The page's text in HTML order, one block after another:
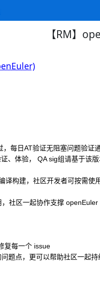
【RM】
，每日AT验证无阻塞问题验证
、体验， QA sig组请基于该
译构建，社区开发者可按需使
社区一起协作支撑 openEuler
复每一个 issue
题点，更可以帮助社区一起